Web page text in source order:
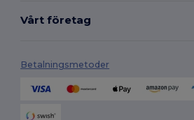
Vårt företag
Betalningsmetoder